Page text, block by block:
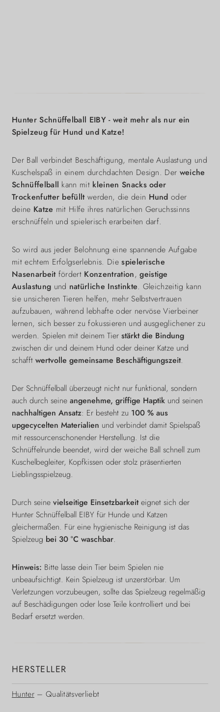
Hunter Schnüffelball EIBY - weit mehr als nur ein
Spielzeug für Hund und Katze!
Der Ball verbindet Beschäftigung, mentale Auslastung und
Kuschelspaß in einem durchdachten Design. Der weiche
Schnüffelball kann mit kleinen Snacks oder
Trockenfutter befülltwerden, die dein Hundoder
deine Katze mit Hilfe ihres natürlichen Geruchssinns
erschnüffeln und spielerisch erarbeiten darf.
So wird aus jeder Belohnung eine spannende Aufgabe
mit echtem Erfolgserlebnis. Diespielerische
Nasenarbeitfördert Konzentration,geistige
Auslastung und natürliche Instinkte. Gleichzeitig kann
sie unsicheren Tieren helfen, mehr Selbstvertrauen
aufzubauen, während lebhafte oder nervöse Vierbeiner
lernen, sich besser zu fokussieren und ausgeglichener zu
werden. Spielen mit deinem Tier stärkt die Bindung
zwischen dir und deinem Hund oder deiner Katze und
schafft wertvolle gemeinsame Beschäftigungszeit.
Der Schnüffelball überzeugt nicht nur funktional, sondern
auch durch seine angenehme, griffige Haptik und seinen
nachhaltigen Ansatz: Er besteht zu 100 % aus
upgecycelten Materialien und verbindet damit Spielspaß
mit ressourcenschonender Herstellung. Ist die
Schnüffelrunde beendet, wird der weiche Ball schnell zum
Kuschelbegleiter, Kopfkissen oder stolz präsentierten
Lieblingsspielzeug.
Durch seine vielseitige Einsetzbarkeiteignet sich der
Hunter Schnüffelball EIBY für Hunde und Katzen
gleichermaßen. Für eine hygienische Reinigung ist das
Spielzeug bei 30 °C waschbar.
Hinweis: Bitte lasse dein Tier beim Spielen nie
unbeaufsichtigt. Kein Spielzeug ist unzerstörbar. Um
Verletzungen vorzubeugen, sollte das Spielzeug regelmäßig
auf Beschädigungen oder lose Teile kontrolliert und bei
Bedarf ersetzt werden.
HERSTELLER
Hunter– Qualitätsverliebt